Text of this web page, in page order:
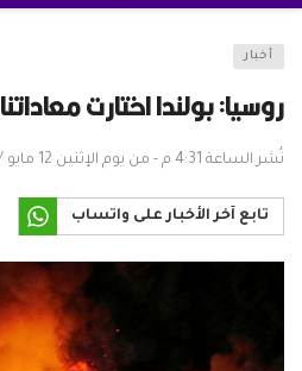
أخبار
روسيا: بولندا اختارت معاداتنا
نُشر الساعة 4:31 م - من يوم الإثنين 12 مايو / أيار 2025
تابع آخر الأخبار على واتساب